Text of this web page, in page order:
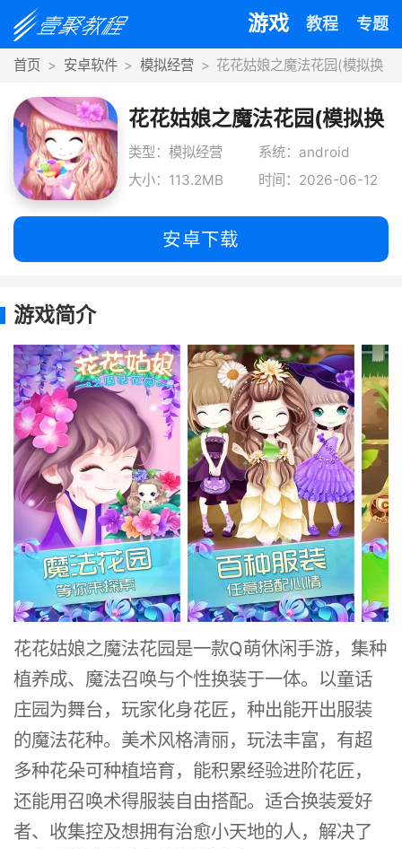
游戏 教程 专题
首页 安卓软件 模拟经营
花花姑娘之魔法花园(模拟换
花花姑娘之魔法花园(模拟换
装养成
类型：模拟经营
系统：android
大小：113.2MB
时间：2026-06-12
安卓下载
游戏简介
花花姑娘之魔法花园是一款Q萌休闲手游，集种
植养成、魔法召唤与个性换装于一体。以童话
庄园为舞台，玩家化身花匠，种出能开出服装
的魔法花种。美术风格清丽，玩法丰富，有超
多种花朵可种植培育，能积累经验进阶花匠，
还能用召唤术得服装自由搭配。适合换装爱好
者、收集控及想拥有治愈小天地的人，解决了